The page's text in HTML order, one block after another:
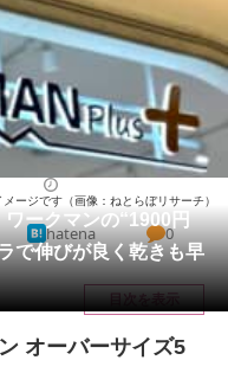
育児
ークマンの“1900円
で伸びが良く乾きも早
ージです（画像：ねとらぼリサーチ）
hatena 0
目次を表示
オーバーサイズ5